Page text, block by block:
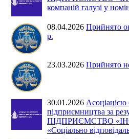
компаній галузі у
08.04.2026 Прийнято
р.
23.03.2026 Прийнято
30.01.2026 Асоціацією
підприємництва за
ПІДПРИЄМСТВО
«Соціально